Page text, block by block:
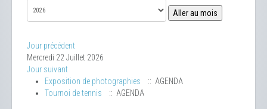
Aller au mois
Jour précédent
Mercredi 22 Juillet 2026
Jour suivant
Exposition de photographies
:: AGENDA
Tournoi de tennis
:: AGENDA